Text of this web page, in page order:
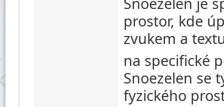
prostor, kde
zvukem a
na specifické
Snoezelen se
fyzického